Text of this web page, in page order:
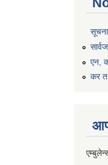
एन,
कर